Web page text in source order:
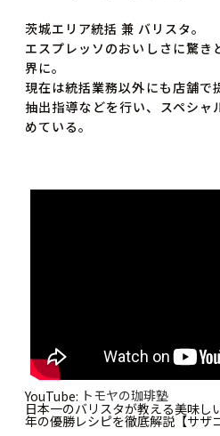
茨城エリア統括 兼 バリスタ。
エスプレッソのおいしさに驚き
界に。
現在は統括業務以外にも店舗で
抽出指導などを行い、スペシャ
めている。
YouTube: トモヤの珈琲塾
日本一のバリスタが教える美味し
年の優勝レシピを徹底解説【サザ